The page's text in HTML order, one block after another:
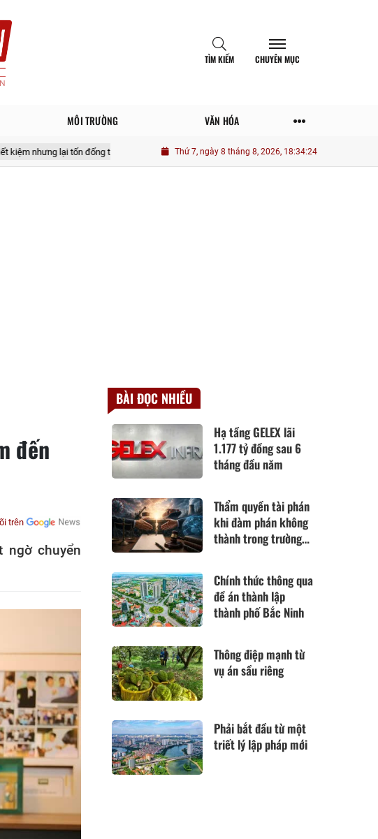
TÌM KIẾM CHUYÊN MỤC
MÔI TRƯỜNG VĂN HÓA
lại tốn đống tiền Một số yếu tố tác động nâng cao vai trò thanh niên quân đội trong
Thứ 7, ngày 8 tháng 8, 2026, 18:34:26
đến
trên
ngờ chuyển
BÀI ĐỌC NHIỀU
Hạ tầng GELEX lãi
1.177 tỷ đồng sau 6
tháng đầu năm
Thẩm quyền tài phán
khi đàm phán không
thành trong trường
đổi cơ bản theo Điều
420 Bộ luật Dân sự
năm 2015
Chính thức thông qua
đề án thành lập
thành phố Bắc Ninh
Thông điệp mạnh từ
vụ án sầu riêng
Phải bắt đầu từ một
triết lý lập pháp mới